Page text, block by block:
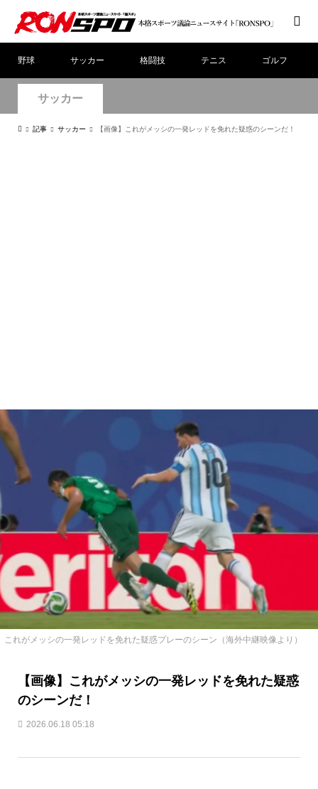
野球 サッカー 格闘技 テニス ゴルフ
サッカー
記事 サッカー 【画像】これがメッシの一発レッドを免れた疑惑のシーンだ！
これがメッシの一発レッドを免れた疑惑プレーのシーン（海外中継映像より）
【画像】これがメッシの一発レッドを免れた疑惑
のシーンだ！
2026.06.18 05:18